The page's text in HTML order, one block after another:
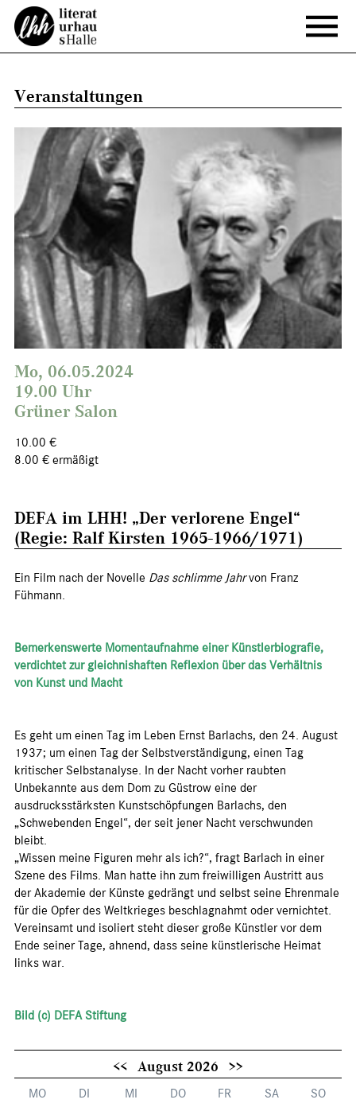
Veranstaltungen
Mo, 06.05.2024
19.00 Uhr
Grüner Salon
10.00 €
8.00 € ermäßigt
DEFA im LHH! „Der verlorene Engel“
(Regie: Ralf Kirsten 1965-1966/1971)
Ein Film nach der Novelle Das schlimme Jahrvon Franz
Fühmann.
Bemerkenswerte Momentaufnahme einer Künstlerbiografie,
verdichtet zur gleichnishaften Reflexion über das Verhältnis
von Kunst und Macht
Es geht um einen Tag im Leben Ernst Barlachs, den 24. August
1937; um einen Tag der Selbstverständigung, einen Tag
kritischer Selbstanalyse. In der Nacht vorher raubten
Unbekannte aus dem Dom zu Güstrow eine der
ausdrucksstärksten Kunstschöpfungen Barlachs, den
„Schwebenden Engel“, der seit jener Nacht verschwunden
bleibt.
„Wissen meine Figuren mehr als ich?“, fragt Barlach in einer
Szene des Films. Man hatte ihn zum freiwilligen Austritt aus
der Akademie der Künste gedrängt und selbst seine Ehrenmale
für die Opfer des Weltkrieges beschlagnahmt oder vernichtet.
Vereinsamt und isoliert steht dieser große Künstler vor dem
Ende seiner Tage, ahnend, dass seine künstlerische Heimat
links war.
Bild (c) DEFA Stiftung
<< August 2026 >>
MO DI MI DO FR SA SO